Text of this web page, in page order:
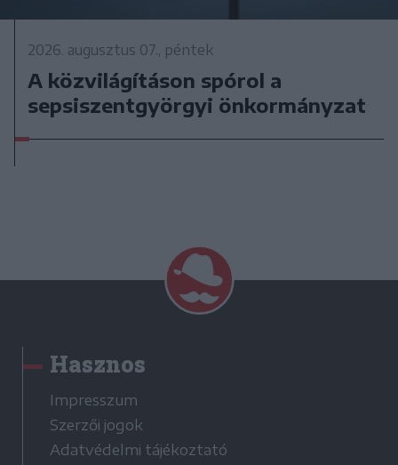
2026. augusztus 07., péntek
A közvilágításon spórol a
sepsiszentgyörgyi önkormányzat
Hasznos
Impresszum
Szerzői jogok
Adatvédelmi tájékoztató